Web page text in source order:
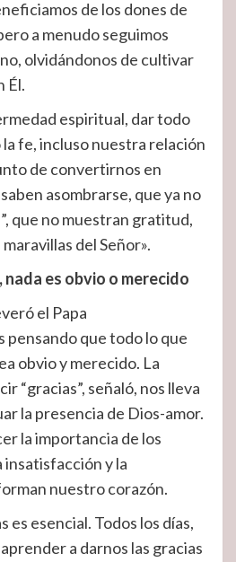
de los dones de
a menudo seguimos
olvidándonos de cultivar
Él.
espiritual, dar todo
fe, incluso nuestra relación
de convertirnos en
asombrarse, que ya no
que no muestran gratitud,
del Señor».
es obvio o merecido
el Papa
pensando que todo lo que
obvio y merecido. La
“gracias”, señaló, nos lleva
la presencia de Dios-amor.
la importancia de los
insatisfacción y la
nuestro corazón.
es esencial. Todos los días,
a darnos las gracias